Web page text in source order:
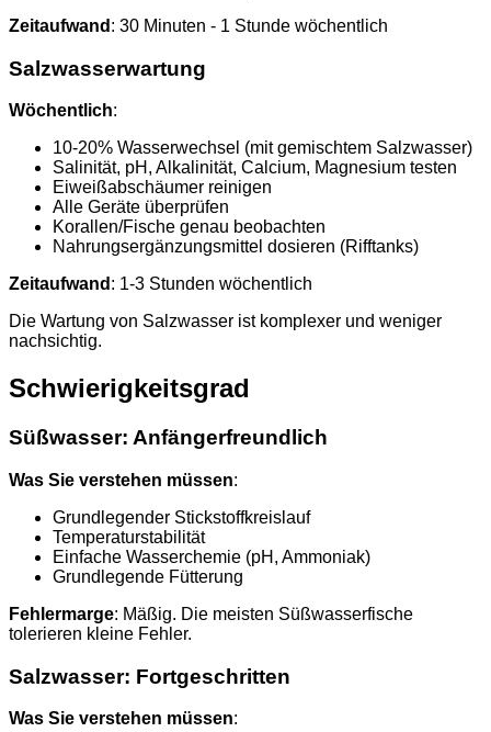
Zeitaufwand : 30 Minuten - 1 Stunde wöchentlich
Salzwasserwartung
Wöchentlich:
10-20% Wasserwechsel (mit gemischtem Salzwasser)
Salinität, pH, Alkalinität, Calcium, Magnesium testen
Eiweißabschäumer reinigen
Alle Geräte überprüfen
Korallen/Fische genau beobachten
Nahrungsergänzungsmittel dosieren (Rifftanks)
Zeitaufwand : 1-3 Stunden wöchentlich
Die Wartung von Salzwasser ist komplexer und weniger
nachsichtig.
Schwierigkeitsgrad
Süßwasser: Anfängerfreundlich
Was Sie verstehen müssen:
Grundlegender Stickstoffkreislauf
Temperaturstabilität
Einfache Wasserchemie (pH, Ammoniak)
Grundlegende Fütterung
Fehlermarge: Mäßig. Die meisten Süßwasserfische
tolerieren kleine Fehler.
Salzwasser: Fortgeschritten
Was Sie verstehen müssen: